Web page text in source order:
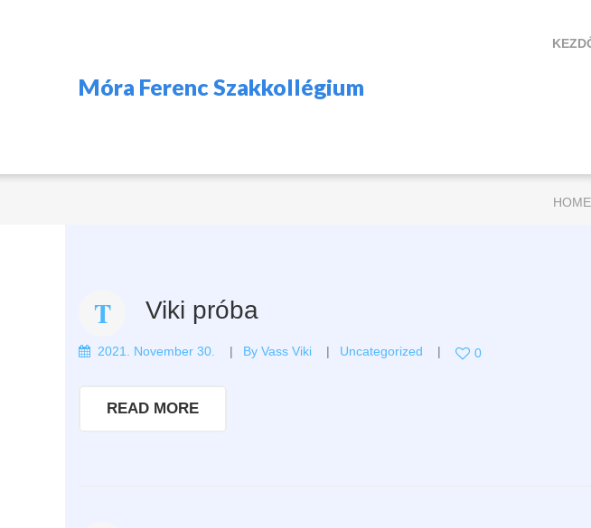
Móra Ferenc Szakkollégium
HOME
Viki próba
2021. November 30. By Vass Viki Uncategorized 0
READ MORE